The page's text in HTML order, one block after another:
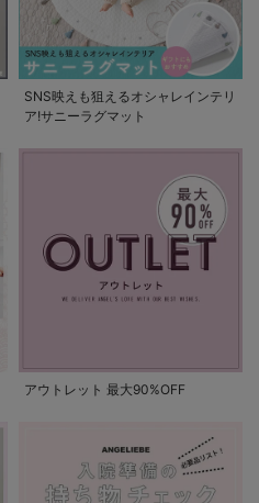
SNS映えも狙えるオシャレインテリ
ア!サニーラグマット
アウトレット 最大90%OFF